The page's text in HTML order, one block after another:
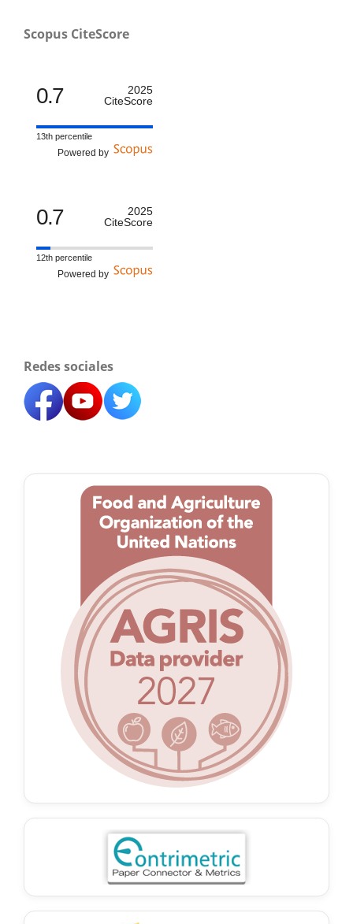
Scopus CiteScore
0.7
2025
CiteScore
13th percentile
Powered by
0.7
2025
CiteScore
12th percentile
Powered by
Redes sociales